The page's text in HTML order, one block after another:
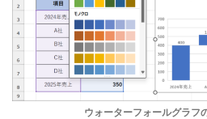
ウォーターフォールグラフ